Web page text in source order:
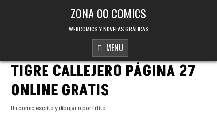
ZONA 00 COMICS
WEBCOMICS Y NOVELAS GRÁFICAS
MENU
TIGRE CALLEJERO PÁGINA 27
ONLINE GRATIS
Un comic escrito y dibujado por Ertito